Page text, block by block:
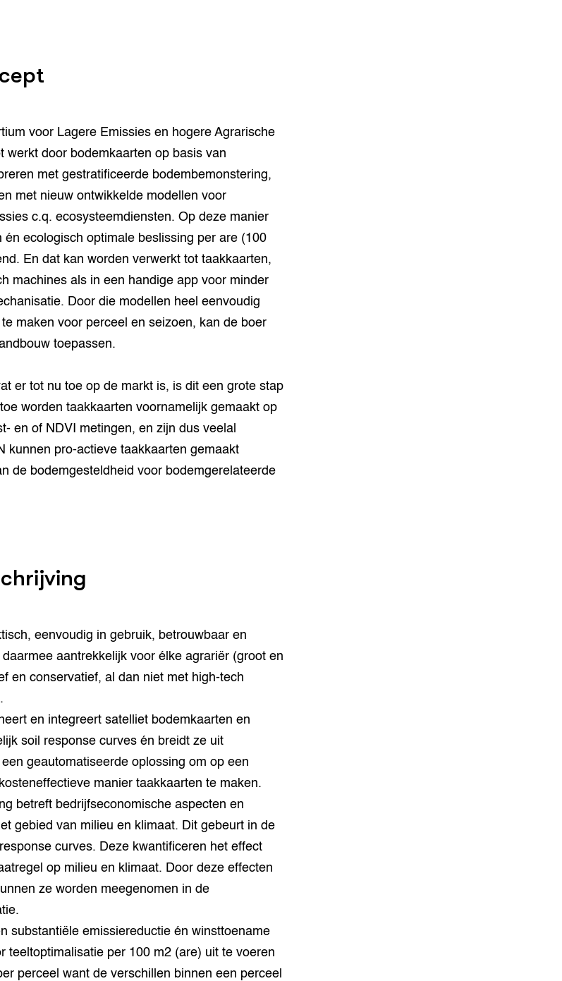
voor Lagere Emissies en hogere Agrarische
werkt door bodemkaarten op basis van
met gestratificeerde bodembemonstering,
met nieuw ontwikkelde modellen voor
c.q. ecosysteemdiensten. Op deze manier
én ecologisch optimale beslissing per are (100
En dat kan worden verwerkt tot taakkaarten,
machines als in een handige app voor minder
Door die modellen heel eenvoudig
maken voor perceel en seizoen, kan de boer
toepassen.
er tot nu toe op de markt is, is dit een grote stap
worden taakkaarten voornamelijk gemaakt op
en of NDVI metingen, en zijn dus veelal
kunnen pro-actieve taakkaarten gemaakt
de bodemgesteldheid voor bodemgerelateerde
eenvoudig in gebruik, betrouwbaar en
aantrekkelijk voor élke agrariër (groot en
en conservatief, al dan niet met high-tech
en integreert satelliet bodemkaarten en
soil response curves én breidt ze uit
geautomatiseerde oplossing om op een
manier taakkaarten te maken.
betreft bedrijfseconomische aspecten en
gebied van milieu en klimaat. Dit gebeurt in de
curves. Deze kwantificeren het effect
op milieu en klimaat. Door deze effecten
ze worden meegenomen in de
substantiële emissiereductie én winsttoename
teeltoptimalisatie per 100 m2 (are) uit te voeren
perceel want de verschillen binnen een perceel